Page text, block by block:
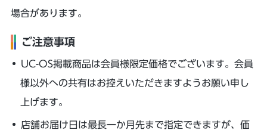
場合があります。
ご注意事項
UC-OS掲載商品は会員様限定価格でございます。会員
様以外への共有はお控えいただきますようお願い申し
上げます。
店舗お届け日は最長一か月先まで指定できますが、価